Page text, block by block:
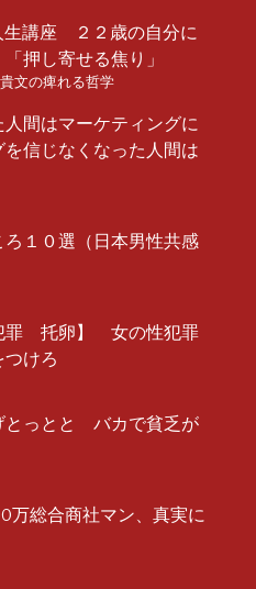
生講座 ２２歳の自分に
押し寄せる焦り」
文の痺れる哲学
間はマーケティングに
信じなくなった人間は
ろ１０選（日本男性共感
罪 托卵】 女の性犯罪
けろ
とっとと バカで貧乏が
万総合商社マン、真実に